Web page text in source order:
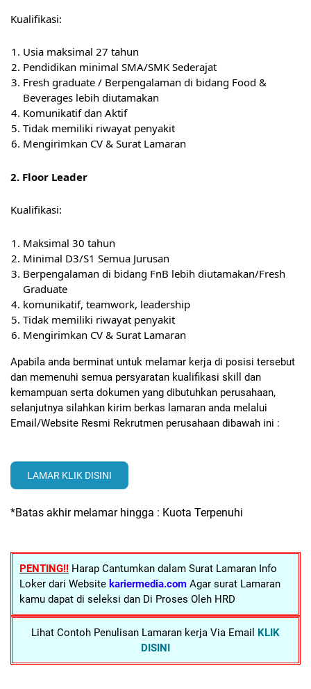
Kualifikasi:
Usia maksimal 27 tahun
Pendidikan minimal SMA/SMK Sederajat
Fresh graduate / Berpengalaman di bidang Food &
Beverages lebih diutamakan
Komunikatif dan Aktif
Tidak memiliki riwayat penyakit
Mengirimkan CV & Surat Lamaran
2. Floor Leader
Kualifikasi:
Maksimal 30 tahun
Minimal D3/S1 Semua Jurusan
Berpengalaman di bidang FnB lebih diutamakan/Fresh
Graduate
komunikatif, teamwork, leadership
Tidak memiliki riwayat penyakit
Mengirimkan CV & Surat Lamaran
Apabila anda berminat untuk melamar kerja di posisi tersebut
dan memenuhi semua persyaratan kualifikasi skill dan
kemampuan serta dokumen yang dibutuhkan perusahaan,
selanjutnya silahkan kirim berkas lamaran anda melalui
Email/Website Resmi Rekrutmen perusahaan dibawah ini :
LAMAR KLIK DISINI
*Batas akhir melamar hingga : Kuota Terpenuhi
PENTING!! Harap Cantumkan dalam Surat Lamaran Info
Loker dari Website kariermedia.com Agar surat Lamaran
kamu dapat di seleksi dan Di Proses Oleh HRD
Lihat Contoh Penulisan Lamaran kerja Via Email KLIK
DISINI